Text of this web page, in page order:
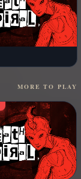
MORE TO PLAY